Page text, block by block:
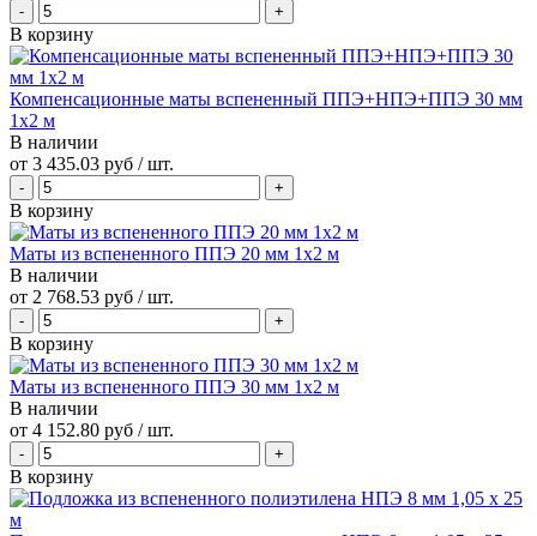
В корзину
Компенсационные маты вспененный ППЭ+НПЭ+ППЭ 30 мм
1x2 м
В наличии
от 3 435.03 руб / шт.
В корзину
Маты из вспененного ППЭ 20 мм 1x2 м
В наличии
от 2 768.53 руб / шт.
В корзину
Маты из вспененного ППЭ 30 мм 1x2 м
В наличии
от 4 152.80 руб / шт.
В корзину